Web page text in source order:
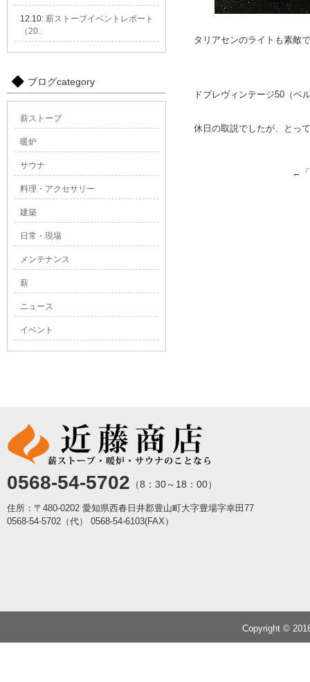
タリアセンのライトも素敵
ドブレヴィンテージ50（ベ
休日の取説でしたが、とっ
←「
12.10: 薪ストーブイベントレポート
（20..
ブログcategory
薪ストーブ
暖炉
サウナ
料理・アクセサリー
建築
日常・現場
メンテナンス
薪
ニュース
イベント
0568-54-5702 （8：30～18：00）
住所：〒480-0202 愛知県西春日井郡豊山町大字豊場字幸田77
0568-54-5702（代）
0568-54-6103(FAX）
Copyright ©